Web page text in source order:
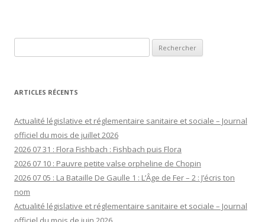
ARTICLES RÉCENTS
Actualité législative et réglementaire sanitaire et sociale – Journal
officiel du mois de juillet 2026
2026 07 31 : Flora Fishbach : Fishbach puis Flora
2026 07 10 : Pauvre petite valse orpheline de Chopin
2026 07 05 : La Bataille De Gaulle 1 : L’Âge de Fer – 2 : J’écris ton
nom
Actualité législative et réglementaire sanitaire et sociale – Journal